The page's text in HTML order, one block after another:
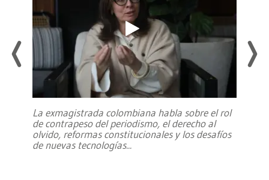
La exmagistrada colombiana habla sobre el rol
de contrapeso del periodismo, el derecho al
olvido, reformas constitucionales y los desafíos
de nuevas tecnologías...